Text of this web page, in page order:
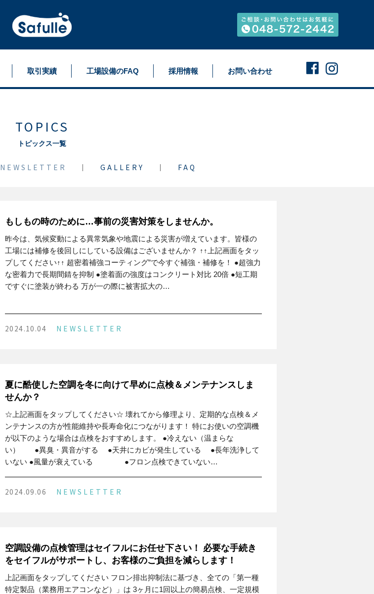
取引実績 工場設備のFAQ 採用情報 お問い合わせ
TOPICS
トピックス一覧
NEWSLETTER GALLERY FAQ
もしもの時のために…事前の災害対策をしませんか。
昨今は、気候変動による異常気象や地震による災害が増えています。皆様の
工場には補修を後回しにしている設備はございませんか？ ↑↑上記画面をタッ
プしてください↑↑ 超密着補強コーティング”で今すぐ補強・補修を！ ●超強力
な密着力で長期間錆を抑制 ●塗着面の強度はコンクリート対比 20倍 ●短工期
ですぐに塗装が終わる 万が一の際に被害拡大の…
2024.10.04 NEWSLETTER
夏に酷使した空調を冬に向けて早めに点検＆メンテナンスしま
せんか？
☆上記画面をタップしてください☆ 壊れてから修理より、定期的な点検＆メ
ンテナンスの方が性能維持や長寿命化につながります！ 特にお使いの空調機
が以下のような場合は点検をおすすめします。 ●冷えない（温まらな
い） ●異臭・異音がする ●天井にカビが発生している ●長年洗浄して
いない ●風量が衰えている ●フロン点検できていない…
2024.09.06 NEWSLETTER
空調設備の点検管理はセイフルにお任せ下さい！ 必要な手続き
をセイフルがサポートし、お客様のご負担を減らします！
上記画面をタップしてください フロン排出抑制法に基づき、全ての「第一種
特定製品（業務用エアコンなど）」は 3ヶ月に1回以上の簡易点検、一定規模